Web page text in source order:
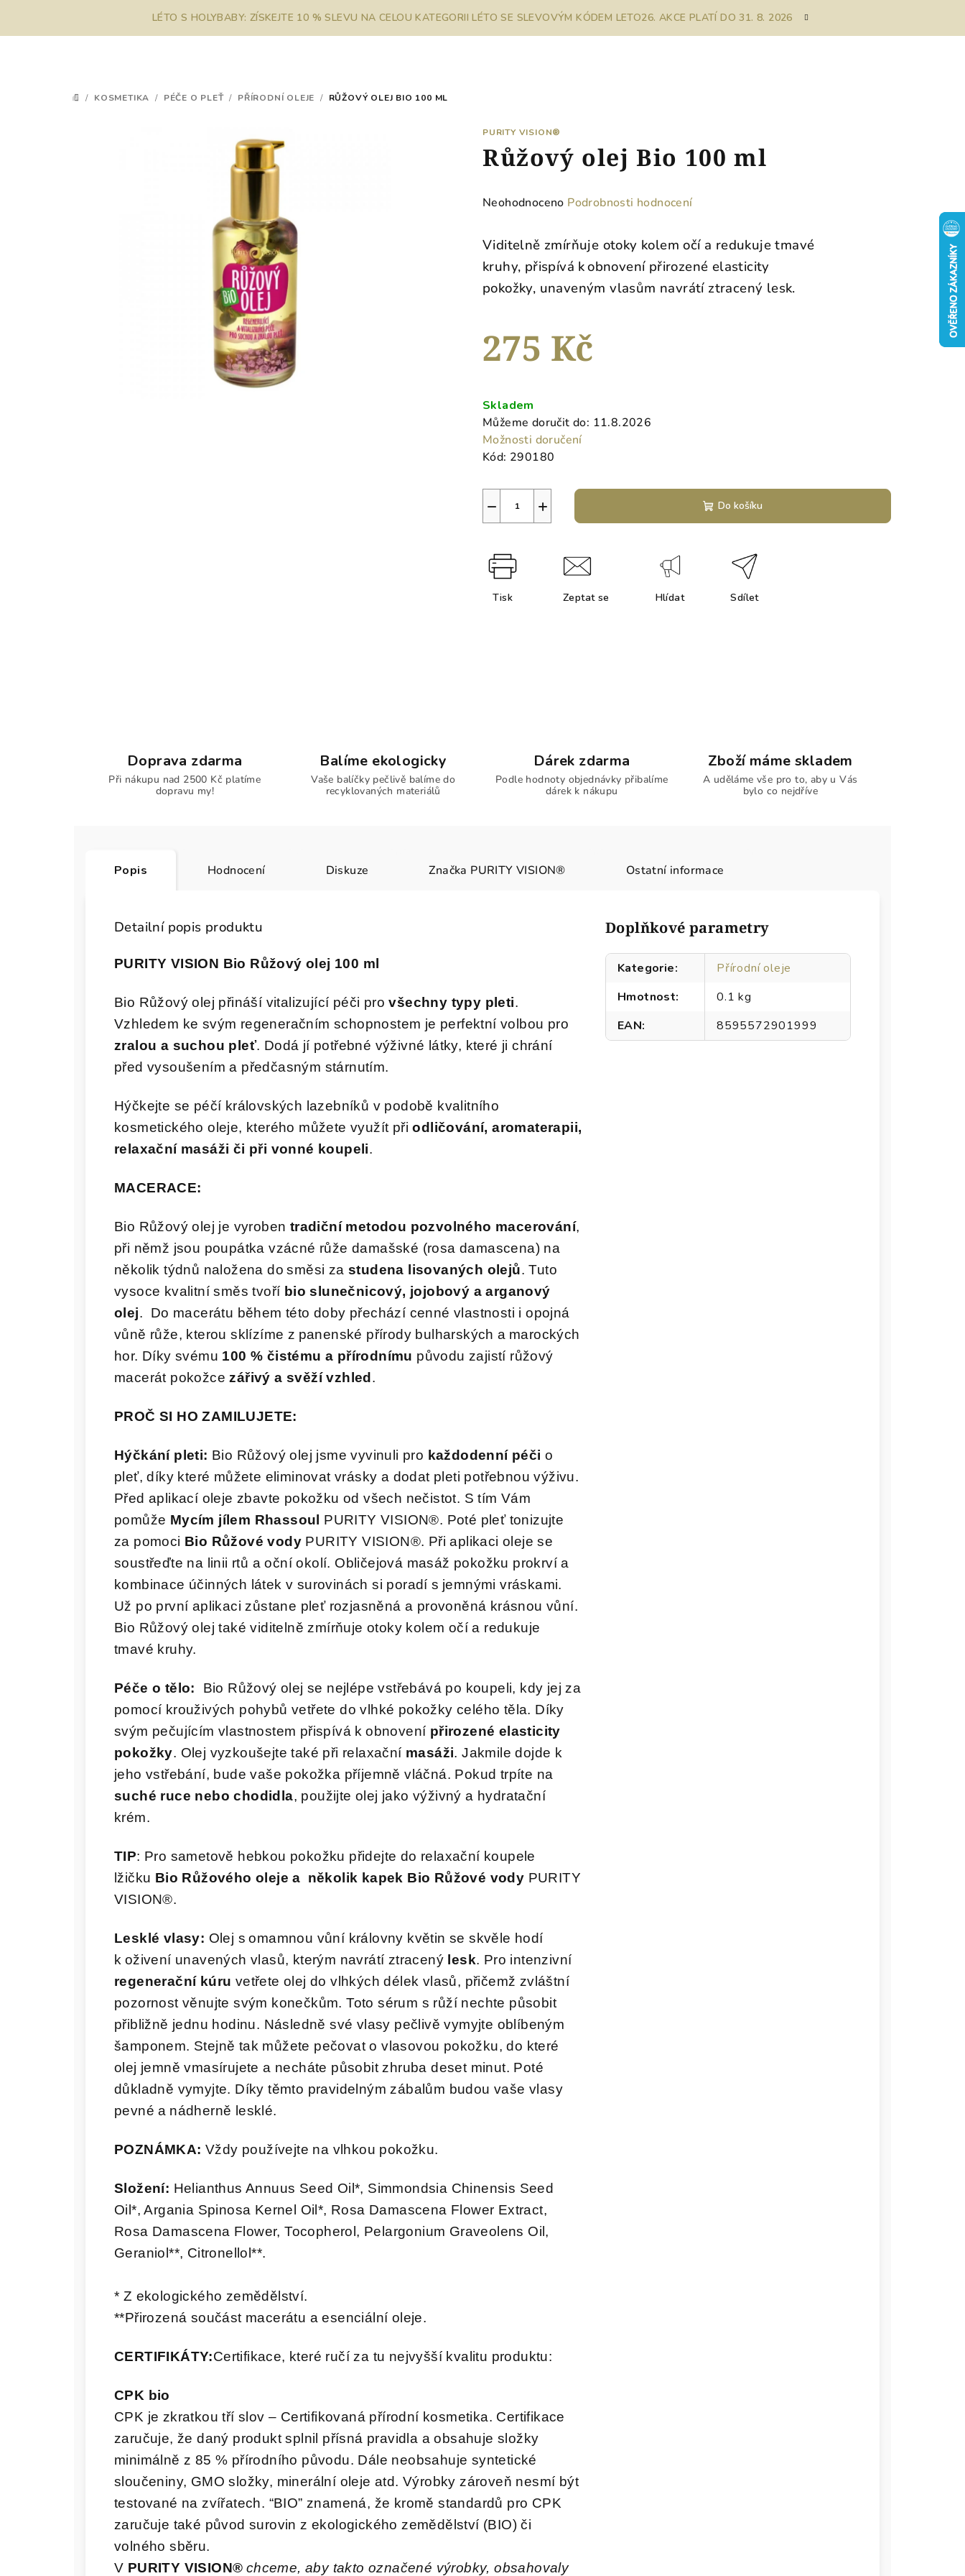
LÉTO S HOLYBABY: ZÍSKEJTE 10 % SLEVU NA CELOU KATEGORII LÉTO SE SLEVOVÝM KÓDEM LETO26. AKCE PLATÍ DO 31. 8. 2026
DOMŮ
/ KOSMETIKA / PÉČE O PLEŤ / PŘÍRODNÍ OLEJE / RŮŽOVÝ OLEJ BIO 100 ML
PURITY VISION®
Růžový olej Bio 100 ml
Průměrné
produktu
je
0,0
z
Neohodnoceno Podrobnosti hodnocení
Viditelně zmírňuje otoky kolem očí a redukuje tmavé
kruhy, přispívá k obnovení přirozené elasticity
pokožky, unaveným vlasům navrátí ztracený lesk.
275 Kč
cena:
Skladem
Můžeme doručit do: 11.8.2026
Možnosti doručení
Kód: 290180
+
− Do košíku
Tisk Zeptat se Hlídat Sdílet
Doprava zdarma
Při nákupu nad 2500 Kč platíme
dopravu my!
Balíme ekologicky
Vaše balíčky pečlivě balíme do
recyklovaných materiálů
Dárek zdarma
Podle hodnoty objednávky přibalíme
dárek k nákupu
Zboží máme skladem
A uděláme vše pro to, aby u Vás
bylo co nejdříve
Popis Hodnocení Diskuze Značka PURITY VISION® Ostatní informace
Detailní popis produktu
PURITY VISION Bio Růžový olej 100 ml
Bio Růžový olej přináší vitalizující péči provšechny typy pleti.
Vzhledem ke svým regeneračním schopnostem je perfektní volbou pro
zralou a suchou pleť. Dodá jí potřebné výživné látky, které ji chrání
před vysoušením a předčasným stárnutím.
Hýčkejte se péčí královských lazebníků v podobě kvalitního
kosmetického oleje, kterého můžete využít přiodličování, aromaterapii,
relaxační masáži či při vonné koupeli.
MACERACE:
Bio Růžový olej je vyroben tradiční metodou pozvolného macerování,
při němž jsou poupátka vzácné růže damašské (rosa damascena) na
několik týdnů naložena do směsi za studena lisovaných olejů. Tuto
vysoce kvalitní směs tvoří bio slunečnicový, jojobový a arganový
olej. Do macerátu během této doby přechází cenné vlastnosti i opojná
vůně růže, kterou sklízíme z panenské přírody bulharských a marockých
hor. Díky svému 100 % čistému a přírodnímu původu zajistí růžový
macerát pokožcezářivý a svěží vzhled .
PROČ SI HO ZAMILUJETE:
Hýčkání pleti: Bio Růžový olej jsme vyvinuli pro každodenní péči o
pleť, díky které můžete eliminovat vrásky a dodat pleti potřebnou výživu.
Před aplikací oleje zbavte pokožku od všech nečistot. S tím Vám
pomůže Mycím jílem Rhassoul PURITY VISION®. Poté pleť tonizujte
za pomoci Bio Růžové vody PURITY VISION®. Při aplikaci oleje se
soustřeďte na linii rtů a oční okolí. Obličejová masáž pokožku prokrví a
kombinace účinných látek v surovinách si poradí s jemnými vráskami.
Už po první aplikaci zůstane pleť rozjasněná a provoněná krásnou vůní.
Bio Růžový olej také viditelně zmírňuje otoky kolem očí a redukuje
tmavé kruhy.
Péče o tělo:
Bio Růžový olej se nejlépe vstřebává po koupeli, kdy jej za
pomocí krouživých pohybů vetřete do vlhké pokožky celého těla. Díky
svým pečujícím vlastnostem přispívá k obnovení přirozené elasticity
pokožky. Olej vyzkoušejte také při relaxační masáži. Jakmile dojde k
jeho vstřebání, bude vaše pokožka příjemně vláčná. Pokud trpíte na
suché ruce nebo chodidla, použijte olej jako výživný a hydratační
krém.
TIP: Pro sametově hebkou pokožku přidejte do relaxační koupele
lžičku Bio Růžového oleje a několik kapek Bio Růžové vody PURITY
VISION®.
Lesklé vlasy: Olej s omamnou vůní královny květin se skvěle hodí
k oživení unavených vlasů, kterým navrátí ztracený lesk. Pro intenzivní
regenerační kúru vetřete olej do vlhkých délek vlasů, přičemž zvláštní
pozornost věnujte svým konečkům. Toto sérum s růží nechte působit
přibližně jednu hodinu. Následně své vlasy pečlivě vymyjte oblíbeným
šamponem. Stejně tak můžete pečovat o vlasovou pokožku, do které
olej jemně vmasírujete a necháte působit zhruba deset minut. Poté
důkladně vymyjte. Díky těmto pravidelným zábalům budou vaše vlasy
pevné a nádherně lesklé.
POZNÁMKA: Vždy používejte na vlhkou pokožku.
Složení: Helianthus Annuus Seed Oil*, Simmondsia Chinensis Seed
Oil*, Argania Spinosa Kernel Oil*, Rosa Damascena Flower Extract,
Rosa Damascena Flower, Tocopherol, Pelargonium Graveolens Oil,
Geraniol**, Citronellol**.
* Z ekologického zemědělství.
**Přirozená součást macerátu a esenciální oleje.
CERTIFIKÁTY:Certifikace, které ručí za tu nejvyšší kvalitu produktu:
CPK bio
CPK je zkratkou tří slov – Certifikovaná přírodní kosmetika. Certifikace
zaručuje, že daný produkt splnil přísná pravidla a obsahuje složky
minimálně z 85 % přírodního původu. Dále neobsahuje syntetické
sloučeniny, GMO složky, minerální oleje atd. Výrobky zároveň nesmí být
testované na zvířatech. “BIO” znamená, že kromě standardů pro CPK
zaručuje také původ surovin z ekologického zemědělství (BIO) či
volného sběru.
V PURITY VISION® chceme, aby takto označené výrobky, obsahovaly
Doplňkové parametry
Kategorie:
Přírodní oleje
Hmotnost:
0.1 kg
EAN: 8595572901999